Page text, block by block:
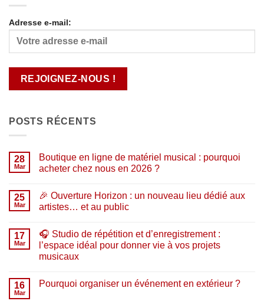
Adresse e-mail:
POSTS RÉCENTS
28
Mar
Boutique en ligne de matériel musical : pourquoi
acheter chez nous en 2026 ?
sur
Boutique
en
matériel
musical
pourquoi
nous
en
25
Mar
🎉 Ouverture Horizon : un nouveau lieu dédié aux
artistes… et au public
sur
🎉
Ouverture
Horizon
nouveau
lieu
17
Mar
🎧 Studio de répétition et d’enregistrement :
l’espace idéal pour donner vie à vos projets
musicaux
sur
16
Mar
Pourquoi organiser un événement en extérieur ?